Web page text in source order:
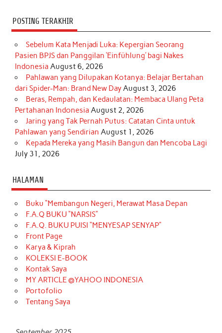
POSTING TERAKHIR
Sebelum Kata Menjadi Luka: Kepergian Seorang
Pasien BPJS dan Panggilan ‘Einfühlung’ bagi Nakes
Indonesia August 6, 2026
Pahlawan yang Dilupakan Kotanya: Belajar Bertahan
dari Spider-Man: Brand New DayAugust 3, 2026
Beras, Rempah, dan Kedaulatan: Membaca Ulang Peta
Pertahanan Indonesia August 2, 2026
Jaring yang Tak Pernah Putus: Catatan Cinta untuk
Pahlawan yang Sendirian August 1, 2026
Kepada Mereka yang Masih Bangun dan Mencoba Lagi
July 31, 2026
HALAMAN
Buku “Membangun Negeri, Merawat Masa Depan
F.A.Q BUKU “NARSIS”
F.A.Q. BUKU PUISI “MENYESAP SENYAP”
Front Page
Karya & Kiprah
KOLEKSI E-BOOK
Kontak Saya
MY ARTICLE @YAHOO INDONESIA
Portofolio
Tentang Saya